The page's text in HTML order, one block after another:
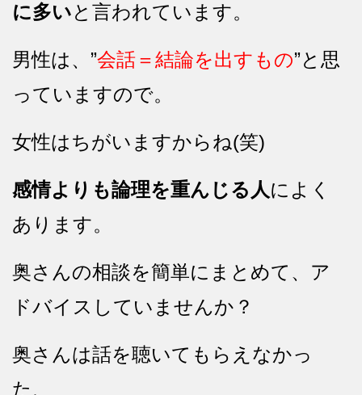
に多いと言われています。
男性は、”会話＝結論を出すもの”と思
っていますので。
女性はちがいますからね(笑)
感情よりも論理を重んじる人によく
あります。
奥さんの相談を簡単にまとめて、ア
ドバイスしていませんか？
奥さんは話を聴いてもらえなかっ
た、